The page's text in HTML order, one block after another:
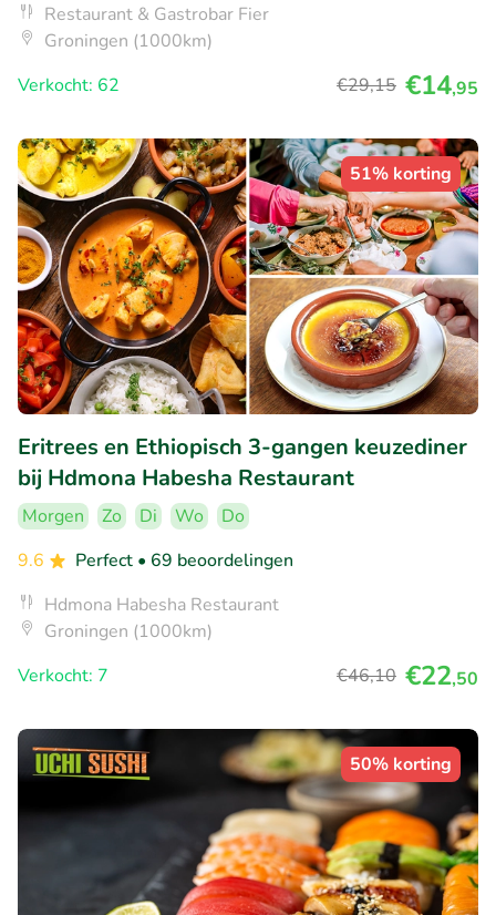
Restaurant & Gastrobar Fier
Groningen (1000km)
Verkocht: 62
€29,15 €14,95
51% korting
Eritrees en Ethiopisch 3-gangen keuzediner
bij Hdmona Habesha Restaurant
Morgen Zo Di Wo
Do
9.6
Perfect • 69 beoordelingen
Hdmona Habesha Restaurant
Groningen (1000km)
Verkocht: 7
€46,10 €22,50
50% korting